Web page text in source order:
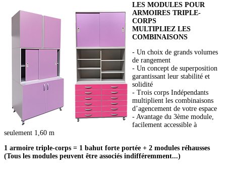
LES MODULES POUR
ARMOIRES TRIPLE-
CORPS
MULTIPLIEZ LES
COMBINAISONS
- Un choix de grands volumes
de rangement
- Un concept de superposition
garantissant leur stabilité et
solidité
- Trois corps Indépendants
multiplient les combinaisons
d’agencement de votre espace
- Avantage du 3ème module,
facilement accessible à
seulement 1,60 m
1 armoire triple-corps = 1 bahut forte portée + 2 modules réhausses
(Tous les modules peuvent être associés indifféremment...)